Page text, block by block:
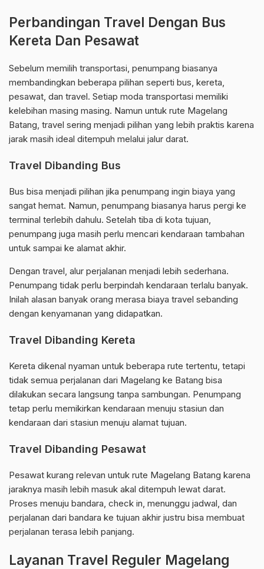
Perbandingan Travel Dengan Bus
Kereta Dan Pesawat
Sebelum memilih transportasi, penumpang biasanya
membandingkan beberapa pilihan seperti bus, kereta,
pesawat, dan travel. Setiap moda transportasi memiliki
kelebihan masing masing. Namun untuk rute Magelang
Batang, travel sering menjadi pilihan yang lebih praktis karena
jarak masih ideal ditempuh melalui jalur darat.
Travel Dibanding Bus
Bus bisa menjadi pilihan jika penumpang ingin biaya yang
sangat hemat. Namun, penumpang biasanya harus pergi ke
terminal terlebih dahulu. Setelah tiba di kota tujuan,
penumpang juga masih perlu mencari kendaraan tambahan
untuk sampai ke alamat akhir.
Dengan travel, alur perjalanan menjadi lebih sederhana.
Penumpang tidak perlu berpindah kendaraan terlalu banyak.
Inilah alasan banyak orang merasa biaya travel sebanding
dengan kenyamanan yang didapatkan.
Travel Dibanding Kereta
Kereta dikenal nyaman untuk beberapa rute tertentu, tetapi
tidak semua perjalanan dari Magelang ke Batang bisa
dilakukan secara langsung tanpa sambungan. Penumpang
tetap perlu memikirkan kendaraan menuju stasiun dan
kendaraan dari stasiun menuju alamat tujuan.
Travel Dibanding Pesawat
Pesawat kurang relevan untuk rute Magelang Batang karena
jaraknya masih lebih masuk akal ditempuh lewat darat.
Proses menuju bandara, check in, menunggu jadwal, dan
perjalanan dari bandara ke tujuan akhir justru bisa membuat
perjalanan terasa lebih panjang.
Layanan Travel Reguler Magelang